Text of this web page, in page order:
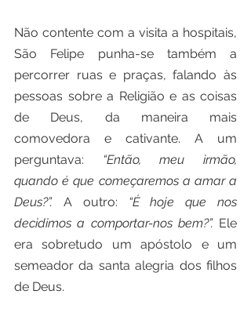
Não contente com a visita a hospitais,
São Felipe punha-se também a
percorrer ruas e praças, falando às
pessoas sobre a Religião e as coisas
de Deus, da maneira mais
comovedora e cativante. A um
perguntava: “Então, meu irmão,
quando é que começaremos a amar a
Deus?”. A outro: “É hoje que nos
decidimos a comportar-nos bem?”. Ele
era sobretudo um apóstolo e um
semeador da santa alegria dos filhos
de Deus.